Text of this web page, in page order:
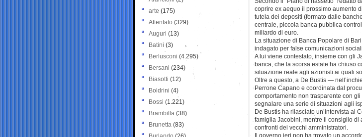
coprire ex aequo il prossimo aumento
tutela dei depositi (formato dalle
centrale, piccola banca pubblica
miliardo di euro.
La situazione di Banca Popolare di
indagato per false comunicazioni
A lui viene contestato, insieme con gli
banca, che la scorsa estate ha chiuso
situazione reale agli azionisti ai quali
Oltre a questo, a De Bustis —
Perrone Capano e coordinata dal
comportamento non trasparente con
segnalare una serie di situazioni agli
De Bustis ha rilasciato un’intervista al
famiglia Jacobini, mentre il consiglio di
confronti dei vecchi amministratori.
Il governo ieri non ha trovato un
arte (175)
Attentato (329)
Auguri (13)
Batini (3)
Berlusconi (4.295)
Bersani (234)
Biasotti (12)
Boldrini (4)
Bossi (1.221)
Brambilla (38)
Brunetta (83)